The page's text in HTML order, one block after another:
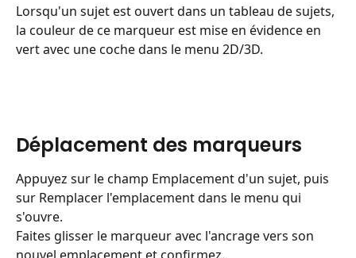
Lorsqu'un sujet est ouvert dans un tableau de sujets,
la couleur de ce marqueur est mise en évidence en
vert avec une coche dans le menu 2D/3D.
Déplacement des marqueurs
Appuyez sur le champ Emplacement d'un sujet, puis
sur Remplacer l'emplacement dans le menu qui
s'ouvre.
Faites glisser le marqueur avec l'ancrage vers son